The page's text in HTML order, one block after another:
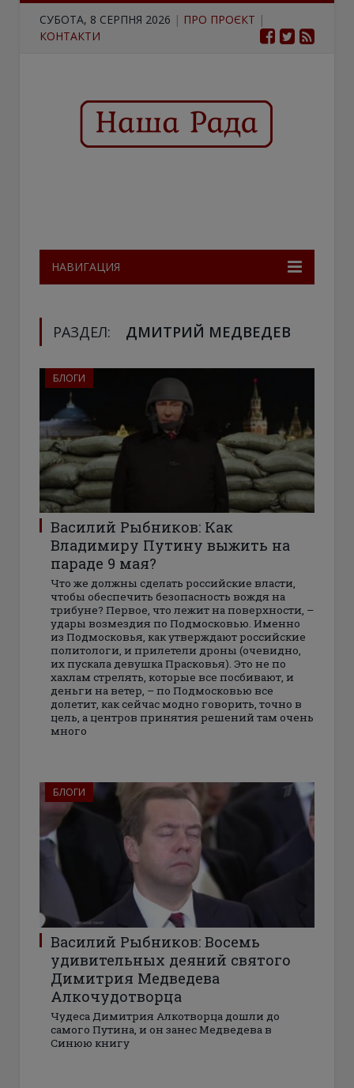
СУБОТА, 8 СЕРПНЯ 2026 | ПРО ПРОЄКТ |
КОНТАКТИ
НАВИГАЦИЯ
РАЗДЕЛ: ДМИТРИЙ МЕДВЕДЕВ
БЛОГИ
Василий Рыбников: Как
Владимиру Путину выжить на
параде 9 мая?
Что же должны сделать российские власти,
чтобы обеспечить безопасность вождя на
трибуне? Первое, что лежит на поверхности, –
удары возмездия по Подмосковью. Именно
из Подмосковья, как утверждают российские
политологи, и прилетели дроны (очевидно,
их пускала девушка Прасковья). Это не по
хахлам стрелять, которые все посбивают, и
деньги на ветер, – по Подмосковью все
долетит, как сейчас модно говорить, точно в
цель, а центров принятия решений там очень
много
БЛОГИ
Василий Рыбников: Восемь
удивительных деяний святого
Димитрия Медведева
Алкочудотворца
Чудеса Димитрия Алкотворца дошли до
самого Путина, и он занес Медведева в
Синюю книгу